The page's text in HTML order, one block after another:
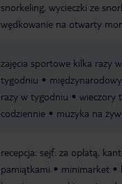
snorkeling, wycieczki ze
wędkowanie na otwarty
zajęcia sportowe kilka razy
tygodniu
razy w tygodniu
wieczory
codziennie
muzyka na
recepcja: sejf: za opłatą,
pamiątkami
minimarket